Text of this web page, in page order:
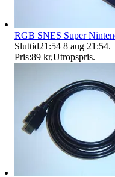
RGB SNES Super
Sluttid21:54 8 aug 21:54.
Pris:89 kr,Utropspris.